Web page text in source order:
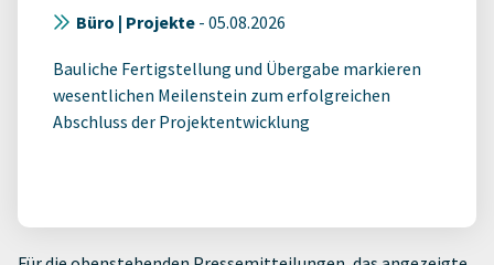
Büro | Projekte - 05.08.2026
Bauliche Fertigstellung und Übergabe markieren
wesentlichen Meilenstein zum erfolgreichen
Abschluss der Projektentwicklung